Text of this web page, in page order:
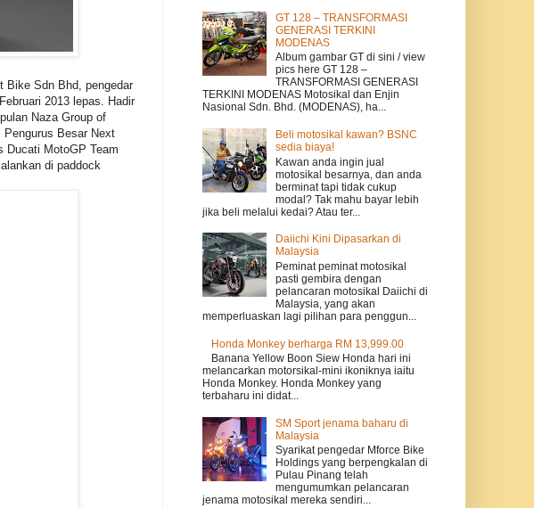
Bike Sdn Bhd, pengedar
2013 lepas. Hadir
Naza Group of
Pengurus Besar Next
Ducati MotoGP Team
di paddock
GT 128 – TRANSFORMASI
GENERASI TERKINI
MODENAS
Album gambar GT di sini / view
pics here GT 128 –
TRANSFORMASI GENERASI
TERKINI MODENAS Motosikal dan Enjin
Nasional Sdn. Bhd. (MODENAS), ha...
Beli motosikal kawan? BSNC
sedia biaya!
Kawan anda ingin jual
motosikal besarnya, dan anda
berminat tapi tidak cukup
modal? Tak mahu bayar lebih
jika beli melalui kedai? Atau ter...
Daiichi Kini Dipasarkan di
Malaysia
Peminat peminat motosikal
pasti gembira dengan
pelancaran motosikal Daiichi di
Malaysia, yang akan
memperluaskan lagi pilihan para penggun...
Honda Monkey berharga RM 13,999.00
Banana Yellow Boon Siew Honda hari ini
melancarkan motorsikal-mini ikoniknya iaitu
Honda Monkey. Honda Monkey yang
terbaharu ini didat...
SM Sport jenama baharu di
Malaysia
Syarikat pengedar Mforce Bike
Holdings yang berpengkalan di
Pulau Pinang telah
mengumumkan pelancaran
jenama motosikal mereka sendiri...